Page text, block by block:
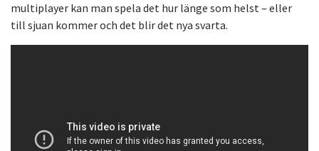
multiplayer kan man spela det hur länge som helst – eller
till sjuan kommer och det blir det nya svarta.